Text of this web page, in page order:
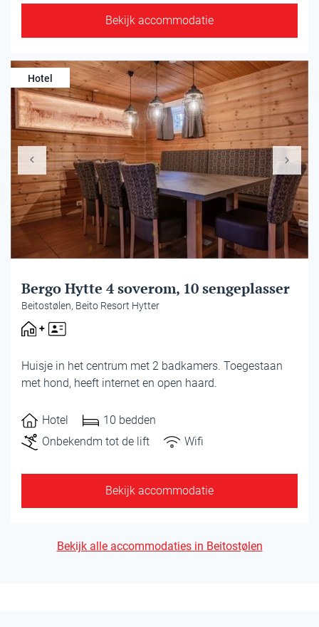
Bekijk accommodatie
Hotel
Bergo Hytte 4 soverom, 10 sengeplasser
Beitostølen, Beito Resort Hytter
Huisje in het centrum met 2 badkamers. Toegestaan ​​
met hond, heeft internet en open haard.
Hotel
10 bedden
Onbekendm tot de lift
Wifi
Bekijk accommodatie
Bekijk alle accommodaties in Beitostølen